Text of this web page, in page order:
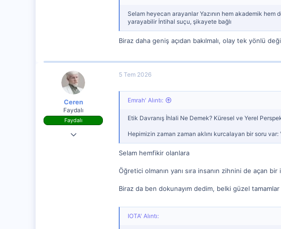
Selam heyecan arayanlar Yazının hem akademik
yarayabilir İntihal suçu, şikayete bağlı
Biraz daha geniş açıdan bakılmalı, olay tek yönlü
Ceren
Faydalı
Faydalı
28 Ağu 2023
5 Tem 2026
Emrah' Alıntı:
Etik Davranış İhlali Ne Demek? Küresel ve Yerel
Hepimizin zaman zaman aklını kurcalayan bir soru var:
Selam hemfikir olanlara
Öğretici olmanın yanı sıra insanın zihnini de açan
Biraz da ben dokunayım dedim, belki güzel tamamlar
IOTA' Alıntı: